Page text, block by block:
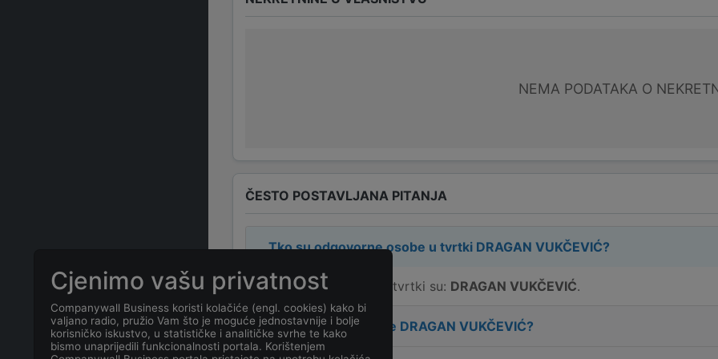
NEMA PODATAKA O
ČESTO POSTAVLJANA PITANJA
Tko su odgovorne osobe u tvrtki DRAGAN VUKČEVIĆ?
Odgovorne osobe u tvrtki su: DRAGAN VUKČEVIĆ.
Koja je adresa tvrtke DRAGAN VUKČEVIĆ?
Cjenimo vašu privatnost
Companywall Business koristi kolačiće (engl. cookies) kako bi
valjano radio, pružio Vam što je moguće jednostavnije i bolje
korisničko iskustvo, u statističke i analitičke svrhe te kako
bismo unaprijedili funkcionalnosti portala. Korištenjem